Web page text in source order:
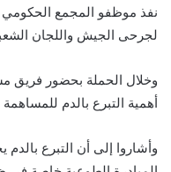
نفذ موظفو المجمع الحكومي
لجرحى الجيش واللجان
أهمية التبرع بالدم
وأشاروا إلى أن التبرع